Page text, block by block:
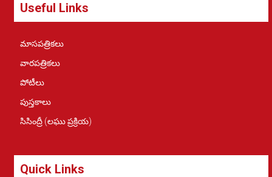
Useful Links
మాసపత్రికలు
వారపత్రికలు
పోటీలు
పుస్తకాలు
సిసింద్రీ (లఘు ప్రక్రియ)
Quick Links